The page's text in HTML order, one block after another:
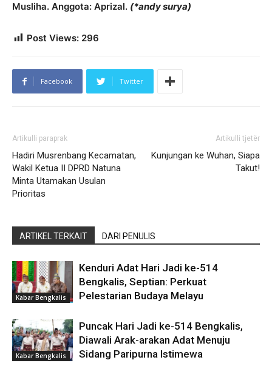
Musliha. Anggota: Aprizal. (*andy surya)
Post Views: 296
Facebook Twitter
Artikulli paraprak
Hadiri Musrenbang Kecamatan,
Wakil Ketua II DPRD Natuna
Minta Utamakan Usulan
Prioritas
Artikulli tjetër
Kunjungan ke Wuhan, Siapa
Takut!
ARTIKEL TERKAIT DARI PENULIS
Kabar Bengkalis
Kenduri Adat Hari Jadi ke-514
Bengkalis, Septian: Perkuat
Pelestarian Budaya Melayu
Kabar Bengkalis
Puncak Hari Jadi ke-514 Bengkalis,
Diawali Arak-arakan Adat Menuju
Sidang Paripurna Istimewa